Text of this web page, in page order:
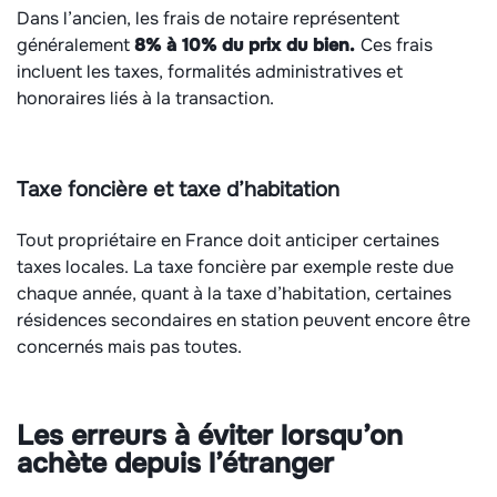
Dans l’ancien, les frais de notaire représentent
généralement8% à 10% du prix du bien. Ces frais
incluent les taxes, formalités administratives et
honoraires liés à la transaction.
Taxe foncière et taxe d’habitation
Tout propriétaire en France doit anticiper certaines
taxes locales. La taxe foncière par exemple reste due
chaque année, quant à la taxe d’habitation, certaines
résidences secondaires en station peuvent encore être
concernés mais pas toutes.
Les erreurs à éviter lorsqu’on
achète depuis l’étranger